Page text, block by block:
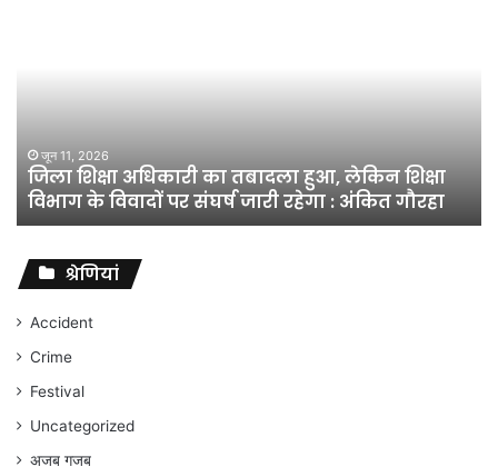
शिक्षा
विभाग
विवादों
संघर्ष
जारी
रहेगा
अंकित
गौरहा
जून 11, 2026
जिला शिक्षा अधिकारी का तबादला हुआ, लेकिन शिक्षा
विभाग के विवादों पर संघर्ष जारी रहेगा : अंकित गौरहा
श्रेणियां
Accident
Crime
Festival
Uncategorized
अजब गजब